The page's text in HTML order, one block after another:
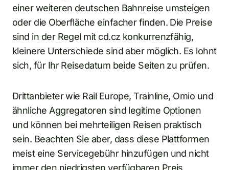
einer weiteren deutschen Bahnreise umsteigen
oder die Oberfläche einfacher finden. Die Preise
sind in der Regel mit cd.cz konkurrenzfähig,
kleinere Unterschiede sind aber möglich. Es lohnt
sich, für Ihr Reisedatum beide Seiten zu prüfen.
Drittanbieter wie Rail Europe, Trainline, Omio und
ähnliche Aggregatoren sind legitime Optionen
und können bei mehrteiligen Reisen praktisch
sein. Beachten Sie aber, dass diese Plattformen
meist eine Servicegebühr hinzufügen und nicht
immer den niedrigsten verfügbaren Preis